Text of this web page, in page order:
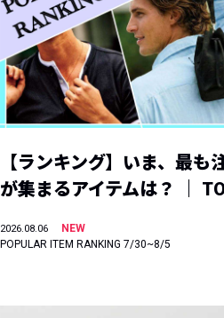
【ランキング】いま、最も
が集まるアイテムは？ ｜
2026.08.06
NEW
POPULAR ITEM RANKING 7/30~8/5